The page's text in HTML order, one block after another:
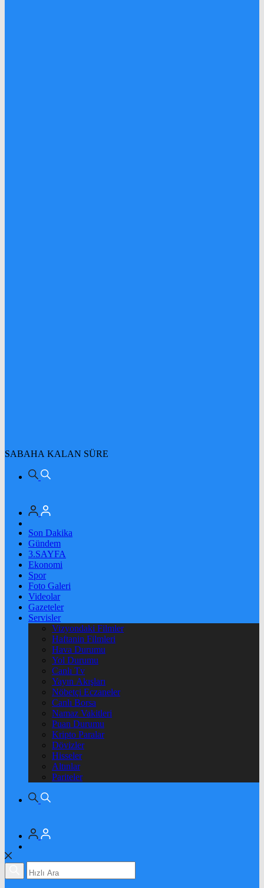
SABAHA KALAN SÜRE
Son Dakika
Gündem
3.SAYFA
Ekonomi
Spor
Foto Galeri
Videolar
Gazeteler
Servisler
Vizyondaki Filmler
Haftanin Filmleri
Hava Durumu
Yol Durumu
Canlı Tv
Yayın Akışları
Nöbetçi Eczaneler
Canlı Borsa
Namaz Vakitleri
Puan Durumu
Kripto Paralar
Dövizler
Hisseler
Altınlar
Pariteler